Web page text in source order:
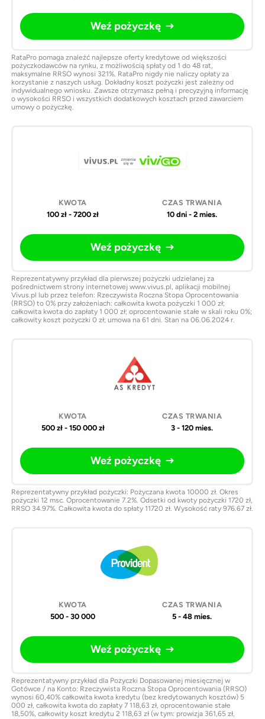
Weź pożyczkę
RataPro pomaga znaleźć najlepsze oferty kredytowe od większości
pożyczkodawców na rynku, z możliwością spłaty od 1 do 48 rat,
maksymalne RRSO wynosi 321%. RataPro nigdy nie naliczy opłaty za
korzystanie z naszych usług. Dokładny koszt pożyczki jest zależny od
indywidualnego wniosku. Zawsze otrzymasz pełną i precyzyjną informację
o wysokości RRSO i wszystkich dodatkowych kosztach przed zawarciem
umowy o pożyczkę.
100 zł - 7200 zł 10 dni - 2 mies.
Weź pożyczkę
Reprezentatywny przykład dla pierwszej pożyczki udzielanej za
pośrednictwem strony internetowej www.vivus.pl, aplikacji mobilnej
Vivus.pl lub przez telefon: Rzeczywista Roczna Stopa Oprocentowania
(RRSO) to 0% przy założeniach: całkowita kwota pożyczki 1 000 zł;
całkowita kwota do zapłaty 1 000 zł; oprocentowanie stałe w skali roku 0%;
całkowity koszt pożyczki 0 zł; umowa na 61 dni. Stan na 06.06.2024 r.
500 zł - 150 000 zł 3 - 120 mies.
Weź pożyczkę
Reprezentatywny przykład pożyczki: Pożyczana kwota 10000 zł. Okres
pożyczki 12 msc. Oprocentowanie 7.2%. Odsetki od kwoty pożyczki 1720 zł,
RRSO 34.97%. Całkowita kwota do spłaty 11720 zł. Wysokość raty 976.67 zł.
500 - 30 000 5 - 48 mies.
Weź pożyczkę
Reprezentatywny przykład dla Pożyczki Dopasowanej miesięcznej w
Gotówce / na Konto: Rzeczywista Roczna Stopa Oprocentowania (RRSO)
wynosi 60,40% całkowita kwota kredytu (bez kredytowanych kosztów) 5
000 zł, całkowita kwota do zapłaty 7 118,63 zł, oprocentowanie stałe
18,50%, całkowity koszt kredytu 2 118,63 zł (w tym: prowizja 361,65 zł,